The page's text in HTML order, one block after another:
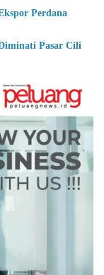
Perdana
Pasar Cili